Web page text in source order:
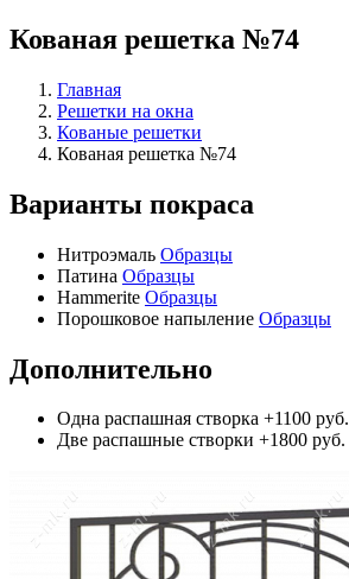
Кованая решетка №74
Главная
Решетки на окна
Кованые решетки
Кованая решетка №74
Варианты покраса
Нитроэмаль Образцы
Патина Образцы
Hammerite Образцы
Порошковое напыление Образцы
Дополнительно
Одна распашная створка +1100 руб.
Две распашные створки +1800 руб.